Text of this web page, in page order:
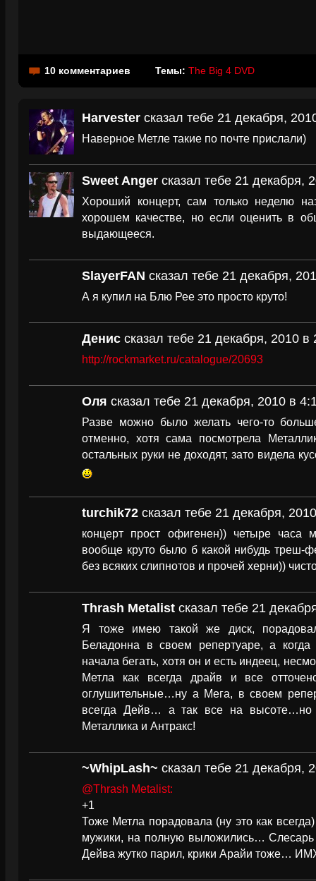
10 комментариев Темы: The Big 4 DVD
Harvester сказал тебе 21 декабря,
Наверное Метле такие по почте прислали)
Sweet Anger сказал тебе 21 декабря,
Хороший концерт, сам только неделю
хорошем качестве, но если оценить в
выдающееся.
SlayerFAN сказал тебе 21 декабря,
А я купил на Блю Рее это просто круто!
Денис сказал тебе 21 декабря, 2010 в
http://rockmarket.ru/catalogue/20693
Оля сказал тебе 21 декабря, 2010 в
Разве можно было желать чего-то
отменно, хотя сама посмотрела
остальных руки не доходят, зато видела
turchik72 сказал тебе 21 декабря,
концерт прост офигенен)) четыре часа
вообще круто было б какой нибудь треш-
без всяких слипнотов и прочей херни))
Thrash Metalist сказал тебе 21
Я тоже имею такой же диск,
Беладонна в своем репертуаре, а
начала бегать, хотя он и есть индеец,
Метла как всегда драйв и все
оглушительные…ну а Мега, в своем
всегда Дейв… а так все на высоте…но
Металлика и Антракс!
~WhipLash~ сказал тебе 21 декабря,
@Thrash Metalist:
+1
Тоже Метла порадовала (ну это как
мужики, на полную выложились… Слесарь
Дейва жутко парил, крики Арайи тоже…